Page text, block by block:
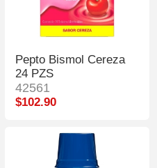
Pepto Bismol Cereza
24 PZS
42561
$102.90